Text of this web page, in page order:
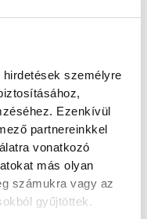
személyre
Ezenkívül
partnereinkkel
vonatkozó
más olyan
számukra vagy az
gyűjtöttek.